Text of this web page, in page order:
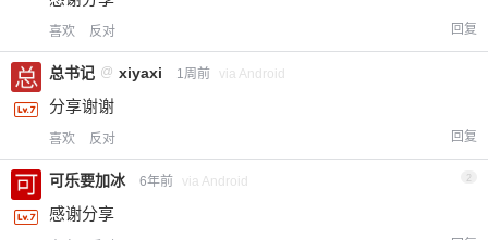
喜欢 反对 回复
总书记 @ xiyaxi 1周前 via Android
分享谢谢
喜欢 反对 回复
可乐要加冰 6年前 via Android 2
感谢分享